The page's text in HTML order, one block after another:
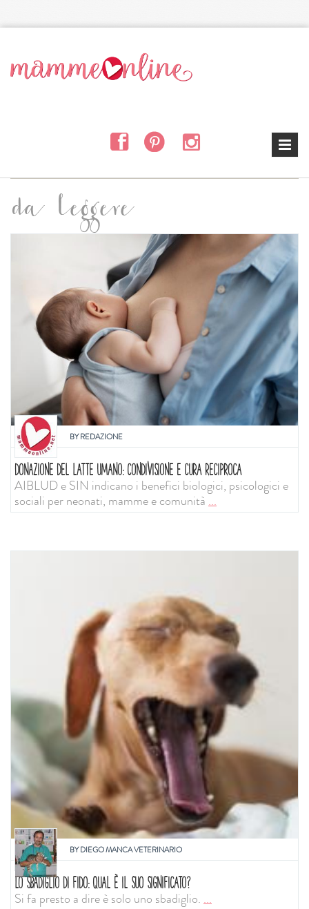
da leggere
BYREDAZIONE
DONAZIONE DEL LATTE UMANO: CONDIVISIONE E CURA RECIPROCA
AIBLUD e SIN indicano i benefici biologici, psicologici e
sociali per neonati, mamme e comunità...
BYDIEGO MANCA VETERINARIO
LO SBADIGLIO DI FIDO: QUAL È IL SUO SIGNIFICATO?
Si fa presto a dire è solo uno sbadiglio....